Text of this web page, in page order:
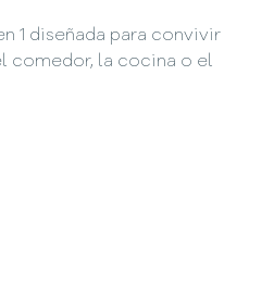
1 diseñada para convivir
comedor, la cocina o el